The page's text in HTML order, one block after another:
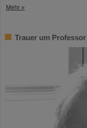
Mehr »
Trauer um